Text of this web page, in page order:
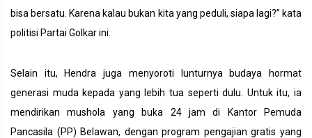
bisa bersatu. Karena kalau bukan kita yang peduli, siapa lagi?” kata
politisi Partai Golkar ini.
Selain itu, Hendra juga menyoroti lunturnya budaya hormat
generasi muda kepada yang lebih tua seperti dulu. Untuk itu, ia
mendirikan mushola yang buka 24 jam di Kantor Pemuda
Pancasila (PP) Belawan, dengan program pengajian gratis yang